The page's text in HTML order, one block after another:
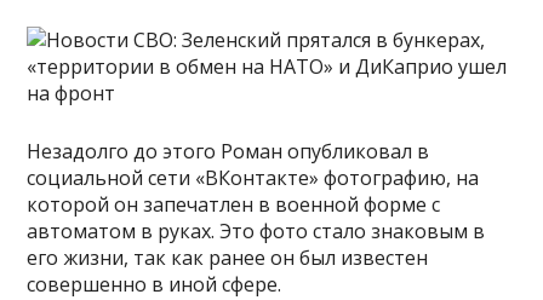
Незадолго до этого Роман опубликовал в
социальной сети «ВКонтакте» фотографию, на
которой он запечатлен в военной форме с
автоматом в руках. Это фото стало знаковым в
его жизни, так как ранее он был известен
совершенно в иной сфере.